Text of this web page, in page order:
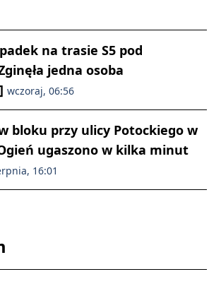
na trasie S5 pod
jedna osoba
wczoraj, 06:56
w bloku przy ulicy Potockiego w
ugaszono w kilka minut
16:01